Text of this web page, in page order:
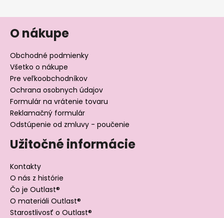
u
O nákupe
Obchodné podmienky
Všetko o nákupe
Pre veľkoobchodníkov
Ochrana osobnych údajov
Formulár na vrátenie tovaru
Reklamačný formulár
Odstúpenie od zmluvy - poučenie
Užitočné informácie
Kontakty
O nás z histórie
Čo je Outlast®
O materiáli Outlast®
Starostlivosť o Outlast®